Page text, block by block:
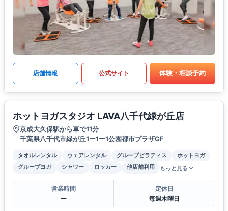
店舗情報 公式サイト 体験・相談予約
ホットヨガスタジオ LAVA八千代緑が丘店
京成大久保駅から車で11分
千葉県八千代市緑が丘1ー1ー1公園都市プラザGF
タオルレンタル ウェアレンタル グループピラティス
ホットヨガ
グループヨガ
シャワー ロッカー 他店舗利用 もっと見る
営業時間
ー
定休日
毎週木曜日